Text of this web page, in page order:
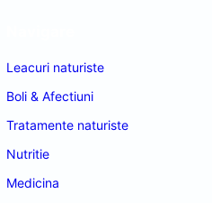
Leacuri naturiste
Boli & Afectiuni
Tratamente naturiste
Nutritie
Medicina